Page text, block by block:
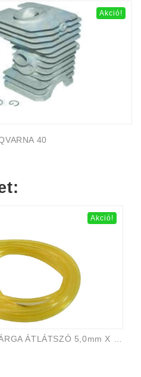
Akció!
40
Akció!
ÜZEMANYAG VEZETÉK SÁRGA ÁTLÁTSZÓ 5,0mm X 8,0mm 15m EVEREST PRO